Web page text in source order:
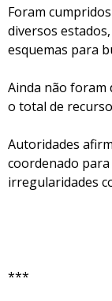
Foram
diversos
esquemas para
Ainda não foram
o total de
Autoridades
coordenado
irregularidades
***